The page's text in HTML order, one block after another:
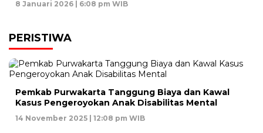
8 Januari 2026 | 6:08 pm WIB
PERISTIWA
Pemkab Purwakarta Tanggung Biaya dan Kawal
Kasus Pengeroyokan Anak Disabilitas Mental
14 November 2025 | 12:08 pm WIB